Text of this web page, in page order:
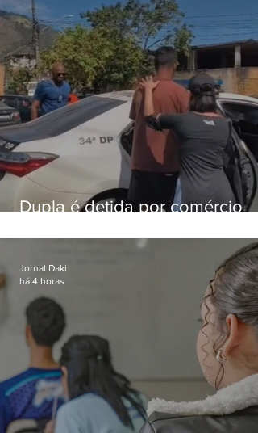
Dupla é detida por comércio
Bangu
Jornal Daki
há 4 horas